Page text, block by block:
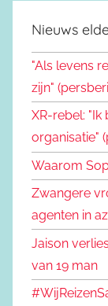
Nieuws
"Als levens
zijn"
XR-rebel: "Ik
organisatie"
Waarom
Zwangere
agenten in
Jaison
van 19 man